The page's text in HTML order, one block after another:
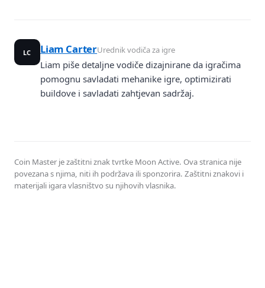
LC Liam CarterUrednik vodiča za igre
Liam piše detaljne vodiče dizajnirane da igračima
pomognu savladati mehanike igre, optimizirati
buildove i savladati zahtjevan sadržaj.
Coin Master je zaštitni znak tvrtke Moon Active. Ova stranica nije
povezana s njima, niti ih podržava ili sponzorira. Zaštitni znakovi i
materijali igara vlasništvo su njihovih vlasnika.